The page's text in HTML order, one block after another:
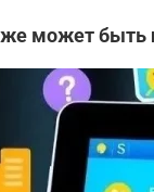
может быть